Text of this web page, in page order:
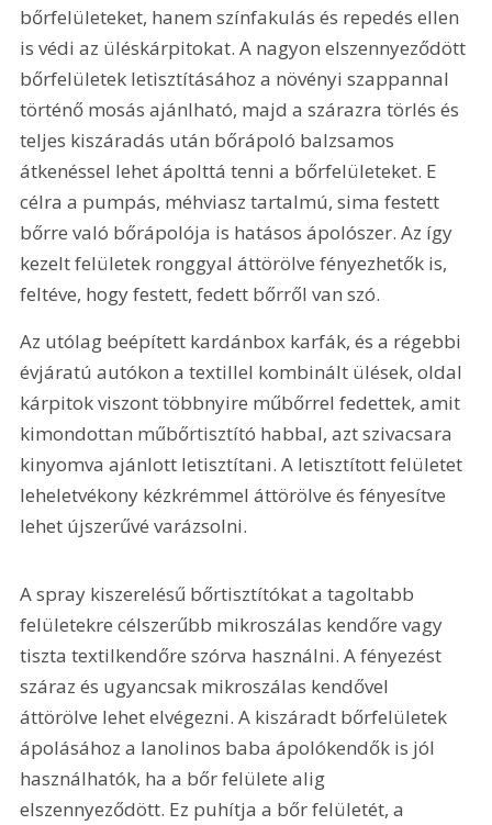
bőrfelületeket, hanem színfakulás és repedés ellen
is védi az üléskárpitokat. A nagyon elszennyeződött
bőrfelületek letisztításához a növényi szappannal
történő mosás ajánlható, majd a szárazra törlés és
teljes kiszáradás után bőrápoló balzsamos
átkenéssel lehet ápolttá tenni a bőrfelületeket. E
célra a pumpás, méhviasz tartalmú, sima festett
bőrre való bőrápolója is hatásos ápolószer. Az így
kezelt felületek ronggyal áttörölve fényezhetők is,
feltéve, hogy festett, fedett bőrről van szó.
Az utólag beépített kardánbox karfák, és a régebbi
évjáratú autókon a textillel kombinált ülések, oldal
kárpitok viszont többnyire műbőrrel fedettek, amit
kimondottan műbőrtisztító habbal, azt szivacsara
kinyomva ajánlott letisztítani. A letisztított felületet
leheletvékony kézkrémmel áttörölve és fényesítve
lehet újszerűvé varázsolni.
A spray kiszerelésű bőrtisztítókat a tagoltabb
felületekre célszerűbb mikroszálas kendőre vagy
tiszta textilkendőre szórva használni. A fényezést
száraz és ugyancsak mikroszálas kendővel
áttörölve lehet elvégezni. A kiszáradt bőrfelületek
ápolásához a lanolinos baba ápolókendők is jól
használhatók, ha a bőr felülete alig
elszennyeződött. Ez puhítja a bőr felületét, a